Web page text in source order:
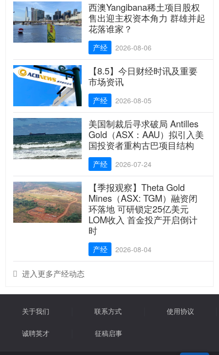
西澳Yangibana稀土项目股权
售出迎主权资本角力 群雄并起
花落谁家？
产经 2026-08-06
【8.5】今日财经时讯及重要
市场资讯
产经 2026-08-05
美国制裁后寻求破局 Antilles
Gold（ASX：AAU）拟引入美
国投资者重构古巴项目结构
产经 2026-07-24
【季报观察】Theta Gold
Mines（ASX: TGM）融资闭
环落地 可研锁定25亿美元
LOM收入 首金投产开启倒计
时
产经 2026-08-04
 进入更多产经动态
关于我们 联系方式 使用协议
诚聘英才 征稿启事